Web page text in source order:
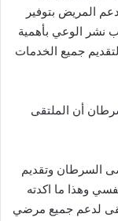
المريض بتوفير
نشر الوعي بأهمية
جميع الخدمات
أن الملتقى
السرطان وتقديم
وهذا ما اكدته
لدعم جميع مرضي